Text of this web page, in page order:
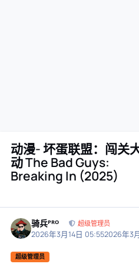
动漫- 坏蛋联盟：闯关
动 The Bad Guys:
Breaking In (2025)
骑兵ᴾᴿᴼ 超级管理员
2026年3月14日 05:552026年3
超级管理员